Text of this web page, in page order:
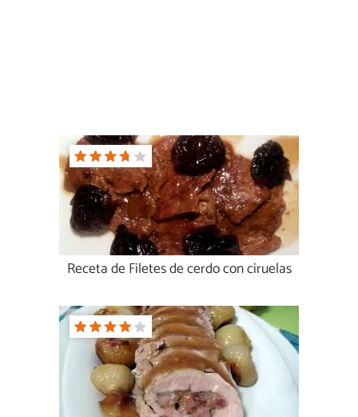
Receta de Filetes de cerdo con ciruelas